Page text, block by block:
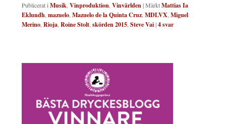
Publicerat i Musik Vinproduktion Vinvärlden|MärktMattias Ia
Eklundh mazuelo Mazuelo de la Quinta Cruz MDLVX Miguel
Merino Rioja Roine Stolt skörden 2015 Steve Vai|4svar